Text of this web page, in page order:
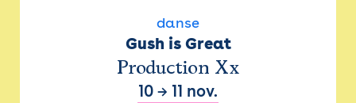
danse
Gush is Great
Production Xx
10 → 11 nov.